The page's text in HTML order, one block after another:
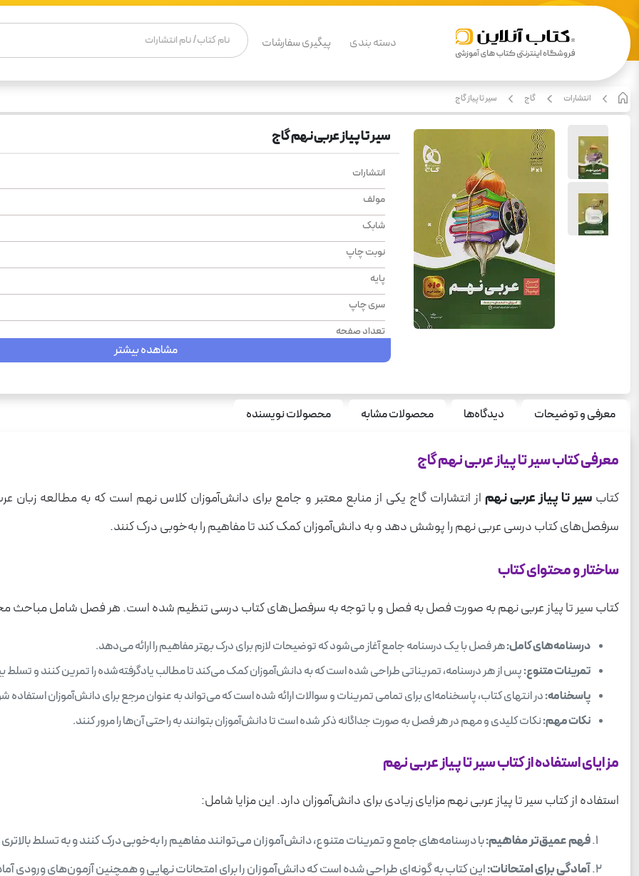
دسته بندی پیگیری سفارشات
انتشارات گاج سیر تا پیاز گاج
سیر تا پیاز عربی نهم گاج
انتشارات
مولف
شابک
نوبت چاپ
پایه
سری چاپ
تعداد صفحه
سری
وزن
مشاهده بیشتر
معرفی و توضیحات دیدگاه‌ها محصولات مشابه محصولات نویسنده
معرفی کتاب سیر تا پیاز عربی نهم گاج
کتاب سیر تا پیاز عربی نهماز انتشارات گاج یکی از منابع معتبر و جامع برای دانش‌آموزان کلاس نهم است که به مطالعه زبان
سرفصل‌های کتاب درسی عربی نهم را پوشش دهد و به دانش‌آموزان کمک کند تا مفاهیم را به‌خوبی درک کنند.
ساختار و محتوای کتاب
کتاب سیر تا پیاز عربی نهم به صورت فصل به فصل و با توجه به سرفصل‌های کتاب درسی تنظیم شده است. هر فصل شامل مباحث
درسنامه‌های کامل:هر فصل با یک درسنامه جامع آغاز می‌شود که توضیحات لازم برای درک بهتر مفاهیم را ارائه می‌دهد.
تمرینات متنوع:پس از هر درسنامه، تمریناتی طراحی شده است که به دانش‌آموزان کمک می‌کند تا مطالب یادگرفته‌شده را تمرین کنند و تسلط
پاسخنامه:در انتهای کتاب، پاسخنامه‌ای برای تمامی تمرینات و سوالات ارائه شده است که می‌تواند به عنوان مرجع برای دانش‌آموزان استفاده
نکات مهم:نکات کلیدی و مهم در هر فصل به صورت جداگانه ذکر شده است تا دانش‌آموزان بتوانند به راحتی آن‌ها را مرور کنند.
مزایای استفاده از کتاب سیر تا پیاز عربی نهم
استفاده از کتاب سیر تا پیاز عربی نهم مزایای زیادی برای دانش‌آموزان دارد. این مزایا شامل:
فهم عمیق‌تر مفاهیم:با درسنامه‌های جامع و تمرینات متنوع، دانش‌آموزان می‌توانند مفاهیم را به‌خوبی درک کنند و به تسلط بالاتری
آمادگی برای امتحانات:این کتاب به گونه‌ای طراحی شده است که دانش‌آموزان را برای امتحانات نهایی و همچنین آزمون‌های ورودی